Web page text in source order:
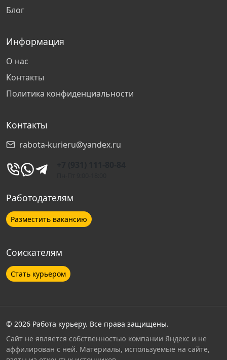
Барнаул
Смоленск
Курск
Тверь
Новороссийск
Обнинск
Челябинск
Блог
Информация
О нас
Контакты
Политика конфиденциальности
Контакты
rabota-kurieru@yandex.ru
Работодателям
Разместить вакансию
Соискателям
Стать курьером
© 2026 Работа курьеру. Все права защищены.
Сайт не является собственностью компании Яндекс и не
аффилирован с ней. Материалы, используемые на сайте,